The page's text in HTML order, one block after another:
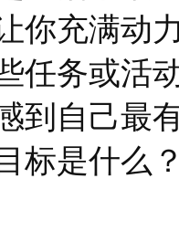
提问时用
真正关
： 当评
充满信